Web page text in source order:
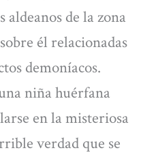
de la zona
él relacionadas
demoníacos.
niña huérfana
en la misteriosa
verdad que se